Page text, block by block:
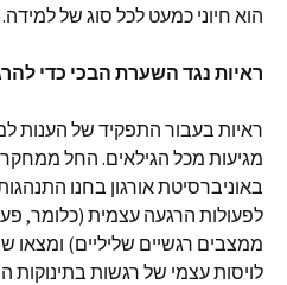
הוא חיוני כמעט לכל סוג של למידה.
ראיות נגד השערת הבכי כדי
ראיות בעבור התפקיד של הענות
מגיעות מכל הגילאים. החל
באוניברסיטת אורגון בחנו
לפעולות הרגעה עצמית (כלומר,
ממצבים רגשיים שליליים) ומצאו